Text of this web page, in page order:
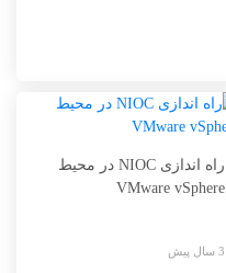
راه اندازی NIOC در محیط
VMware vSphere